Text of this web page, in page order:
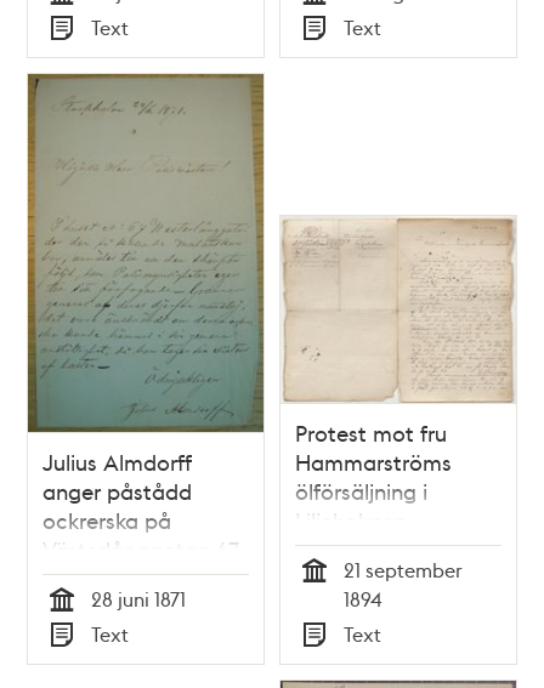
polisrapport
inkommen till
dårdiariet 28 juli
1892
Tid
Typ
Text Tid
Typ
Text
Julius Almdorff
anger påstådd
ockrerska på
Västerlånggatan 67
Tid
28 juni 1871
Typ
Text
Protest mot fru
Hammarströms
ölförsäljning i
Liljeholmen
21 september
1894
Typ
Text